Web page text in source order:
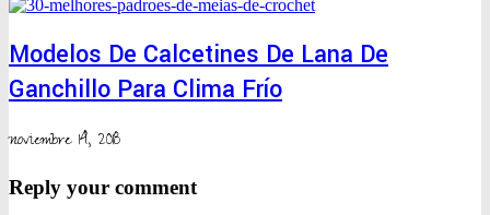
Modelos De Calcetines De Lana De
Ganchillo Para Clima Frío
noviembre 14, 2018
Reply your comment